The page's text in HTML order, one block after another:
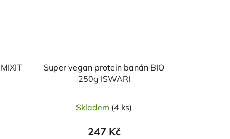
Super vegan protein banán BIO
250g ISWARI
Skladem (4 ks)
247 Kč